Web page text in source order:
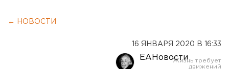
← НОВОСТИ
16 ЯНВАРЯ 2020 В 16:33
ЕАНовости